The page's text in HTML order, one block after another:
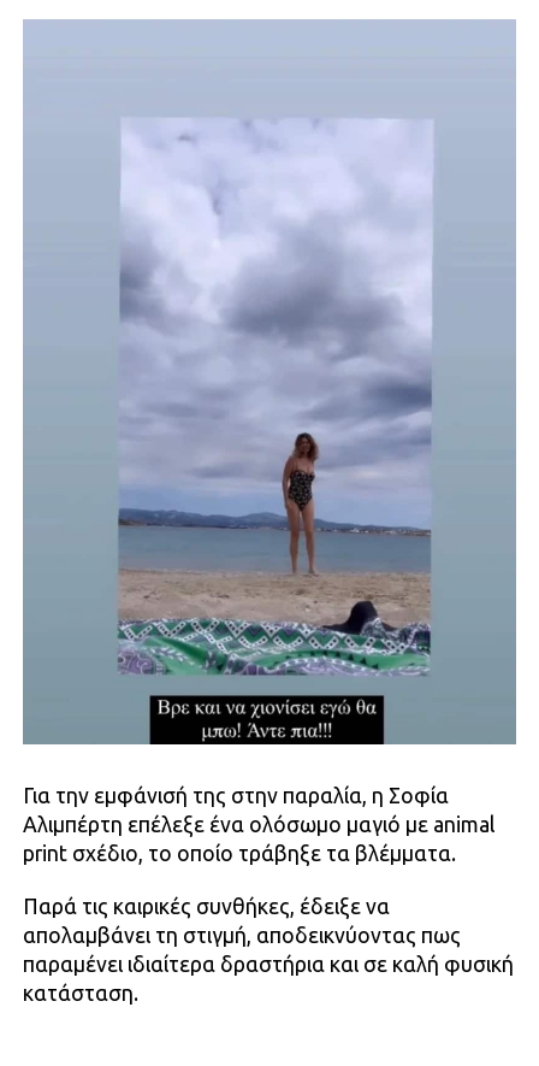
Για την εμφάνισή της στην παραλία, η Σοφία
Αλιμπέρτη επέλεξε ένα ολόσωμο μαγιό με animal
print σχέδιο, το οποίο τράβηξε τα βλέμματα.
Παρά τις καιρικές συνθήκες, έδειξε να
απολαμβάνει τη στιγμή, αποδεικνύοντας πως
παραμένει ιδιαίτερα δραστήρια και σε καλή φυσική
κατάσταση.